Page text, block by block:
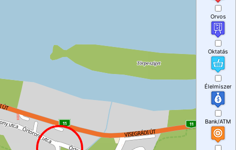
Orvos
Oktatás
Élelmiszer
Bank/ATM